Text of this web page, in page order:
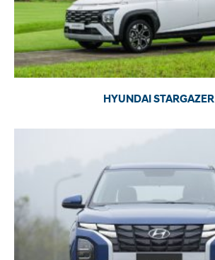
HYUNDAI STARGAZER